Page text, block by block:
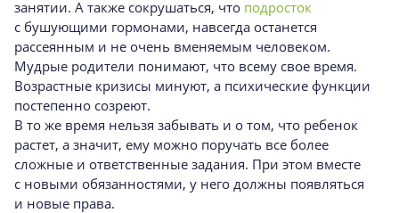
занятии. А также сокрушаться, что подросток
с бушующими гормонами, навсегда останется
рассеянным и не очень вменяемым человеком.
Мудрые родители понимают, что всему свое время.
Возрастные кризисы минуют, а психические функции
постепенно созреют.
В то же время нельзя забывать и о том, что ребенок
растет, а значит, ему можно поручать все более
сложные и ответственные задания. При этом вместе
с новыми обязанностями, у него должны появляться
и новые права.